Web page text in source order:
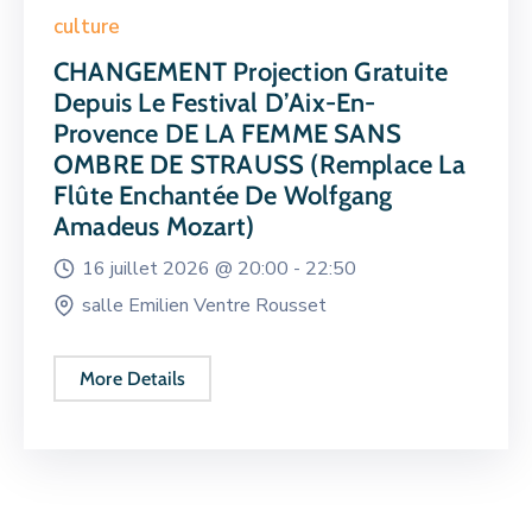
culture
CHANGEMENT Projection Gratuite
Depuis Le Festival D’Aix-En-
Provence DE LA FEMME SANS
OMBRE DE STRAUSS (remplace La
Flûte Enchantée De Wolfgang
Amadeus Mozart)
16 juillet 2026 @ 20:00 - 22:50
salle Emilien Ventre Rousset
More Details